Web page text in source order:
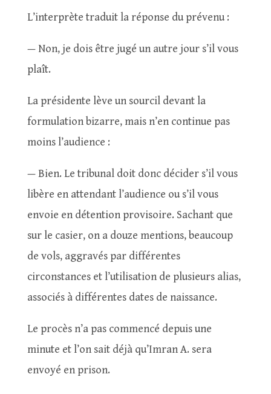
L’interprète traduit la réponse du prévenu :
— Non, je dois être jugé un autre jour s’il vous
plaît.
La présidente lève un sourcil devant la
formulation bizarre, mais n’en continue pas
moins l’audience :
— Bien. Le tribunal doit donc décider s’il vous
libère en attendant l’audience ou s’il vous
envoie en détention provisoire. Sachant que
sur le casier, on a douze mentions, beaucoup
de vols, aggravés par différentes
circonstances et l’utilisation de plusieurs alias,
associés à différentes dates de naissance.
Le procès n’a pas commencé depuis une
minute et l’on sait déjà qu’Imran A. sera
envoyé en prison.